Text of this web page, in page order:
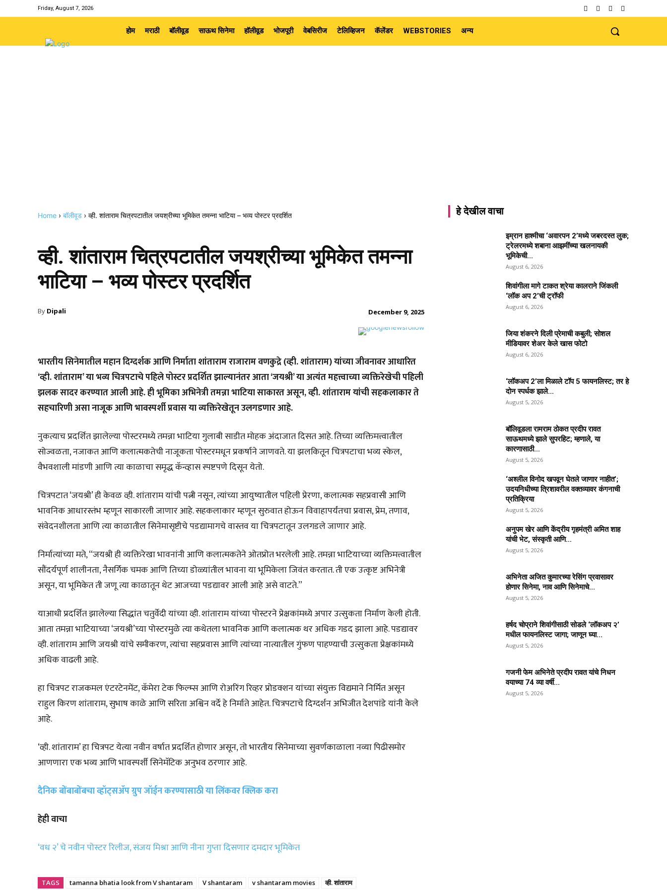
Friday, August 7, 2026
होम मराठी बॉलीवूड साऊथ सिनेमा हॉलीवूड भोजपूरी वेबसिरीज टेलिव्हिजन कॅलेंडर WEBSTORIES अन्य
Home › बॉलीवूड › व्ही. शांताराम चित्रपटातील जयश्रीच्या भूमिकेत तमन्ना भाटिया – भव्य पोस्टर प्रदर्शित
व्ही. शांताराम चित्रपटातील जयश्रीच्या भूमिकेत तमन्ना
भाटिया – भव्य पोस्टर प्रदर्शित
By Dipali December 9, 2025
भारतीय सिनेमातील महान दिग्दर्शक आणि निर्माता शांताराम राजाराम वणकुद्रे (व्ही. शांताराम) यांच्या जीवनावर आधारित
‘व्ही. शांताराम’ या भव्य चित्रपटाचे पहिले पोस्टर प्रदर्शित झाल्यानंतर आता ‘जयश्री’ या अत्यंत महत्त्वाच्या व्यक्तिरेखेची पहिली
झलक सादर करण्यात आली आहे. ही भूमिका अभिनेत्री तमन्ना भाटिया साकारत असून, व्ही. शांताराम यांची सहकलाकार ते
सहचारिणी असा नाजूक आणि भावस्पर्शी प्रवास या व्यक्तिरेखेतून उलगडणार आहे.
नुकत्याच प्रदर्शित झालेल्या पोस्टरमध्ये तमन्ना भाटिया गुलाबी साडीत मोहक अंदाजात दिसत आहे. तिच्या व्यक्तिमत्त्वातील
सोज्वळता, नजाकत आणि कलात्मकतेची नाजूकता पोस्टरमधून प्रकर्षाने जाणवते. या झलकितून चित्रपटाचा भव्य स्केल,
वैभवशाली मांडणी आणि त्या काळाचा समृद्ध कॅन्व्हास स्पष्टपणे दिसून येतो.
चित्रपटात ‘जयश्री’ ही केवळ व्ही. शांताराम यांची पत्नी नसून, त्यांच्या आयुष्यातील पहिली प्रेरणा, कलात्मक सहप्रवासी आणि
भावनिक आधारस्तंभ म्हणून साकारली जाणार आहे. सहकलाकार म्हणून सुरुवात होऊन विवाहापर्यंतचा प्रवास, प्रेम, तणाव,
संवेदनशीलता आणि त्या काळातील सिनेमासृष्टीचे पडद्यामागचे वास्तव या चित्रपटातून उलगडले जाणार आहे.
निर्मात्यांच्या मते, “जयश्री ही व्यक्तिरेखा भावनांनी आणि कलात्मकतेने ओतप्रोत भरलेली आहे. तमन्ना भाटियाच्या व्यक्तिमत्त्वातील
सौंदर्यपूर्ण शालीनता, नैसर्गिक चमक आणि तिच्या डोळ्यांतील भावना या भूमिकेला जिवंत करतात. ती एक उत्कृष्ट अभिनेत्री
असून, या भूमिकेत ती जणू त्या काळातून थेट आजच्या पडद्यावर आली आहे असे वाटते.”
याआधी प्रदर्शित झालेल्या सिद्धांत चतुर्वेदी यांच्या व्ही. शांताराम यांच्या पोस्टरने प्रेक्षकांमध्ये अपार उत्सुकता निर्माण केली होती.
आता तमन्ना भाटियाच्या ‘जयश्री’च्या पोस्टरमुळे त्या कथेतला भावनिक आणि कलात्मक थर अधिक गडद झाला आहे. पडद्यावर
व्ही. शांताराम आणि जयश्री यांचे समीकरण, त्यांचा सहप्रवास आणि त्यांच्या नात्यातील गुंफण पाहण्याची उत्सुकता प्रेक्षकांमध्ये
अधिक वाढली आहे.
हा चित्रपट राजकमल एंटरटेनमेंट, कॅमेरा टेक फिल्म्स आणि रोअरिंग रिव्हर प्रोडक्शन यांच्या संयुक्त विद्यमाने निर्मित असून
राहुल किरण शांताराम, सुभाष काळे आणि सरिता अश्विन वर्दे हे निर्माते आहेत. चित्रपटाचे दिग्दर्शन अभिजीत देशपांडे यांनी केले
आहे.
‘व्ही. शांताराम’ हा चित्रपट येत्या नवीन वर्षात प्रदर्शित होणार असून, तो भारतीय सिनेमाच्या सुवर्णकाळाला नव्या पिढीसमोर
आणणारा एक भव्य आणि भावस्पर्शी सिनेमॅटिक अनुभव ठरणार आहे.
दैनिक बोंबाबोंबचा व्हॉट्सॲप ग्रुप जॉईन करण्यासाठी या लिंकवर क्लिक करा
हेही वाचा
‘वध २’ चे नवीन पोस्टर रिलीज, संजय मिश्रा आणि नीना गुप्ता दिसणार दमदार भूमिकेत
TAGS tamanna bhatia look from V shantaram V shantaram v shantaram movies व्ही. शांताराम
हे देखील वाचा
इम्रान हाश्मीचा ‘अवारपन 2’मध्ये जबरदस्त लुक;
ट्रेलरमध्ये शबाना आझमींच्या खलनायकी
भूमिकेची...
August 6, 2026
शिवांगीला मागे टाकत श्रेया कालराने जिंकली
‘लॉक अप 2’ची ट्रॉफी
August 6, 2026
जिया शंकरने दिली प्रेमाची कबुली; सोशल
मीडियावर शेअर केले खास फोटो
August 6, 2026
‘लॉकअप 2’ला मिळाले टॉप 5 फायनलिस्ट; तर हे
दोन स्पर्धक झाले...
August 5, 2026
बॉलिवूडला रामराम ठोकत प्रदीप रावत
साऊथमध्ये झाले सुपरहिट; म्हणाले, या
कारणासाठी...
August 5, 2026
‘अश्लील विनोद खपवून घेतले जाणार नाहीत’;
उदयनिधीच्या त्रिशावरील वक्तव्यावर कंगनाची
प्रतिक्रिया
August 5, 2026
अनुपम खेर आणि केंद्रीय गृहमंत्री अमित शाह
यांची भेट, संस्कृती आणि...
August 5, 2026
अभिनेता अजित कुमारच्या रेसिंग प्रवासावर
होणार सिनेमा, नाव आणि सिनेमाचे...
August 5, 2026
हर्षद चोप्राने शिवांगीसाठी सोडले ‘लॉकअप २’
मधील फायनलिस्ट जागा; जाणून घ्या...
August 5, 2026
गजनी फेम अभिनेते प्रदीप रावत यांचे निधन
वयाच्या 74 व्या वर्षी...
August 5, 2026